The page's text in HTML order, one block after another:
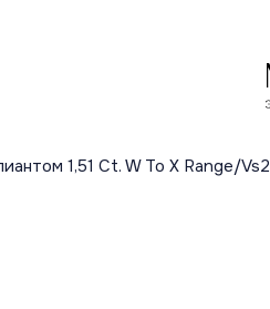
1,51 Ct. W To X Range/Vs2